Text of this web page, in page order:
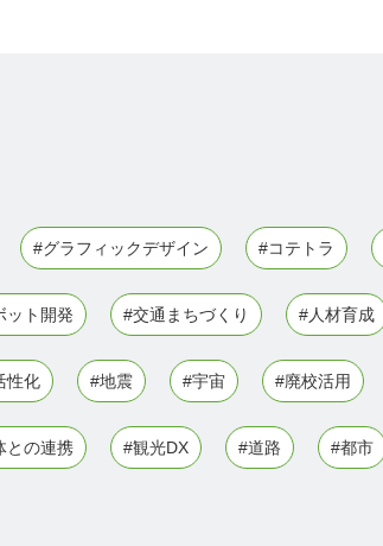
#グラフィックデザイン #コテトラ
ット開発 #交通まちづくり #人材育成
性化 #地震 #宇宙 #廃校活用
との連携 #観光DX #道路 #都市